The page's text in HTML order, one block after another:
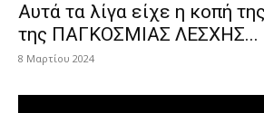
Αυτά τα λίγα είχε η κοπή
της ΠΑΓΚΟΣΜΙΑΣ ΛΕΣΧΗΣ...
8 Μαρτίου 2024